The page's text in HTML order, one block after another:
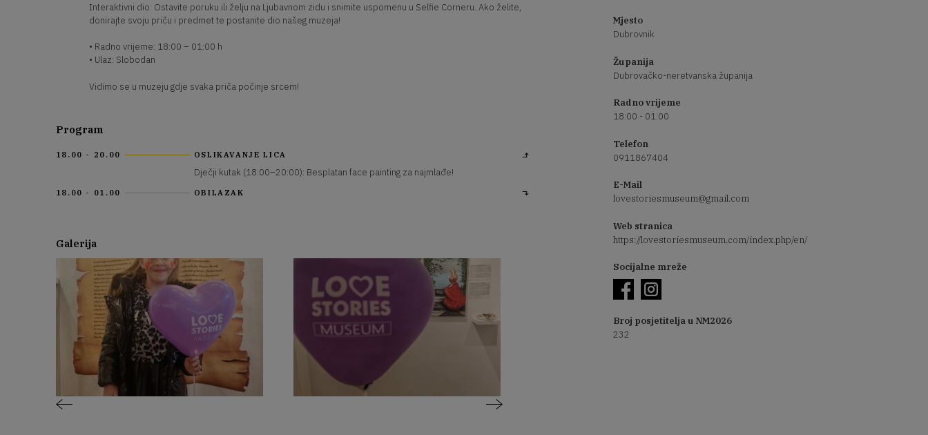
Interaktivni dio: Ostavite poruku ili želju na Ljubavnom zidu i snimite uspomenu u Selfie Corneru. Ako želite,
donirajte svoju priču i predmet te postanite dio našeg muzeja!
• Radno vrijeme: 18:00 – 01:00 h
• Ulaz: Slobodan
Vidimo se u muzeju gdje svaka priča počinje srcem!
Program
18.00 - 20.00 OSLIKAVANJE LICA
Dječji kutak (18:00–20:00): Besplatan face painting za najmlađe!
18.00 - 01.00 OBILAZAK
Galerija
Mjesto
Dubrovnik
Županija
Dubrovačko-neretvanska županija
Radno vrijeme
18:00 - 01:00
Telefon
0911867404
E-Mail
lovestoriesmuseum@gmail.com
Web stranica
https://lovestoriesmuseum.com/index.php/en/
Socijalne mreže
Broj posjetitelja u NM2026
232